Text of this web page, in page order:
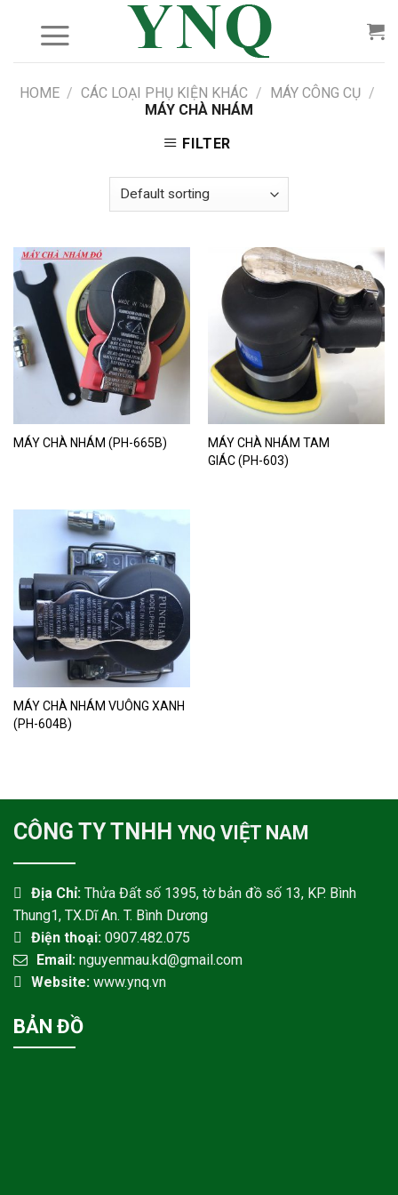
HOME / CÁC LOẠI PHỤ KIỆN KHÁC / MÁY CÔNG CỤ /
MÁY CHÀ NHÁM
FILTER
MÁY CHÀ NHÁM (PH-665B)
MÁY CHÀ NHÁM TAM
GIÁC (PH-603)
MÁY CHÀ NHÁM VUÔNG XANH
(PH-604B)
CÔNG TY TNHH YNQ VIỆT NAM
Địa Chỉ: Thửa Đất số 1395, tờ bản đồ số 13, KP. Bình
Thung1, TX.Dĩ An. T. Bình Dương
Điện thoại: 0907.482.075
Email: nguyenmau.kd@gmail.com
Website: www.ynq.vn
BẢN ĐỒ